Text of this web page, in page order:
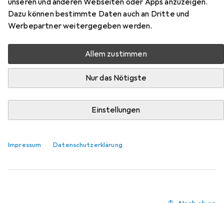
unseren und anderen Webseiten oder Apps anzuzeigen.
Dazu können bestimmte Daten auch an Dritte und
Werbepartner weitergegeben werden.
Allem zustimmen
Nur das Nötigste
Einstellungen
Impressum Datenschutzerklärung
Relaxdays Archer aus der Kategorie Möbelgleiter +
Schutzpuffer.
Möbelgleiter + Schutzpuffer
Fix-o-mollTeppich-Gleiter